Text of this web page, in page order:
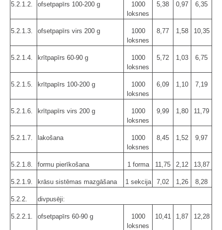
5.2.1.2. ofsetpapīrs 100-200 g
1000
loksnes
5,38 0,97 6,35
5.2.1.3. ofsetpapīrs virs 200 g
1000
loksnes
8,77 1,58 10,35
5.2.1.4. krītpapīrs 60-90 g
1000
loksnes
5,72 1,03 6,75
5.2.1.5. krītpapīrs 100-200 g
1000
loksnes
6,09 1,10 7,19
5.2.1.6. krītpapīrs virs 200 g
1000
loksnes
9,99 1,80 11,79
5.2.1.7. lakošana
1000
loksnes
8,45 1,52 9,97
5.2.1.8. formu pierīkošana 1 forma 11,75 2,12 13,87
5.2.1.9. krāsu sistēmas mazgāšana 1 sekcija 7,02 1,26 8,28
5.2.2. divpusēji:
5.2.2.1. ofsetpapīrs 60-90 g
1000
loksnes
10,41 1,87 12,28